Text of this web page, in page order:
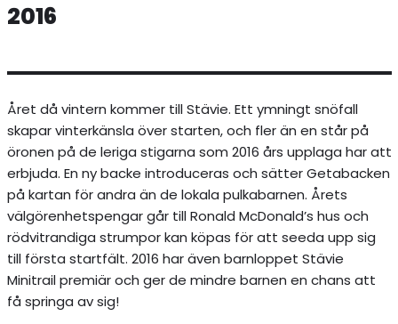
2016
Året då vintern kommer till Stävie. Ett ymningt snöfall
skapar vinterkänsla över starten, och fler än en står på
öronen på de leriga stigarna som 2016 års upplaga har att
erbjuda. En ny backe introduceras och sätter Getabacken
på kartan för andra än de lokala pulkabarnen. Årets
välgörenhetspengar går till Ronald McDonald’s hus och
rödvitrandiga strumpor kan köpas för att seeda upp sig
till första startfält. 2016 har även barnloppet Stävie
Minitrail premiär och ger de mindre barnen en chans att
få springa av sig!